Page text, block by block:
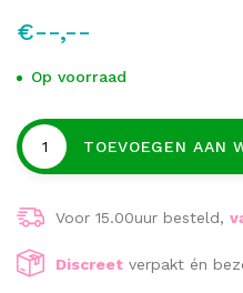
€--,--
Op voorraad
TOEVOEGEN AAN
Voor 15.00uur besteld,
Discreet verpakt én